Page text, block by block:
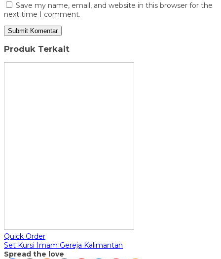
Save my name, email, and website in this browser for the
next time I comment.
Produk Terkait
Quick Order
Set Kursi Imam Gereja Kalimantan
Spread the love